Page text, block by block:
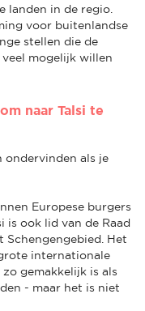
landen in de regio.
voor buitenlandse
stellen die de
mogelijk willen
naar Talsi te
ondervinden als je
Europese burgers
is ook lid van de Raad
Schengengebied. Het
internationale
gemakkelijk is als
- maar het is niet